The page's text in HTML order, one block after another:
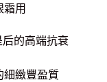
霜用
的高端抗衰
細緻豐盈質